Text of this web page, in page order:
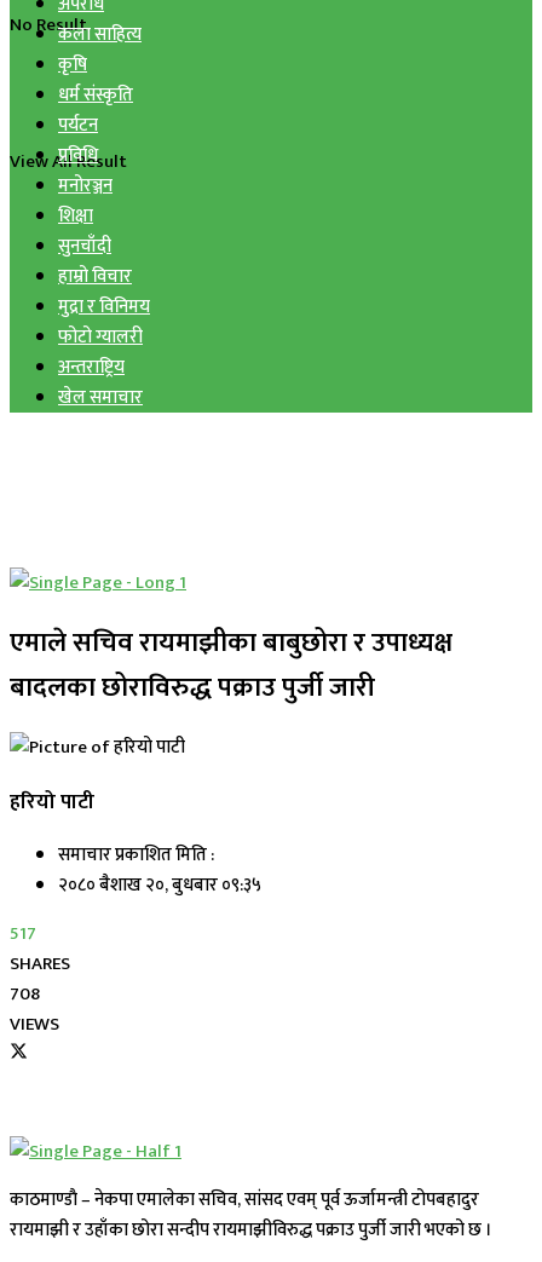
No Result
View All Result
कला साहित्य
कृषि
धर्म संस्कृति
पर्यटन
प्रविधि
मनोरञ्जन
शिक्षा
सुनचाँदी
हाम्रो विचार
मुद्रा र विनिमय
फोटो ग्यालरी
अन्तराष्ट्रिय
खेल समाचार
एमाले सचिव रायमाझीका बाबुछोरा र उपाध्यक्ष
बादलका छोराविरुद्ध पक्राउ पुर्जी जारी
हरियो पाटी
समाचार प्रकाशित मिति :
२०८० बैशाख २०, बुधबार ०९:३५
517
SHARES
708
VIEWS
काठमाण्डाै – नेकपा एमालेका सचिव, सांसद एवम् पूर्व ऊर्जामन्त्री टोपबहादुर
रायमाझी र उहाँका छोरा सन्दीप रायमाझीविरुद्ध पक्राउ पुर्जी जारी भएको छ ।